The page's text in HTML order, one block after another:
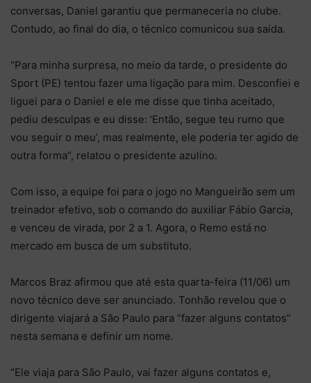
conversas, Daniel garantiu que permaneceria no clube.
Contudo, ao final do dia, o técnico comunicou sua saída.
“Para minha surpresa, no meio da tarde, o presidente do
Sport (PE) tentou fazer uma ligação para mim. Desconfiei e
liguei para o Daniel e ele me disse que tinha aceitado,
pediu desculpas e eu disse: ‘Então, segue teu rumo que
vou seguir o meu’, mas realmente, ele poderia ter agido de
outra forma”, relatou o presidente azulino.
Com isso, a equipe foi para o jogo no Mangueirão sem um
treinador efetivo, sob o comando do auxiliar Fábio Garcia,
e venceu de virada, por 2 a 1. Agora, o Remo está no
mercado em busca de um substituto.
Marcos Braz afirmou que até esta quarta-feira (11/06) um
novo técnico deve ser anunciado. Tonhão revelou que o
dirigente viajará a São Paulo para “fazer alguns contatos”
nesta semana e definir um nome.
“Ele viaja para São Paulo, vai fazer alguns contatos e,